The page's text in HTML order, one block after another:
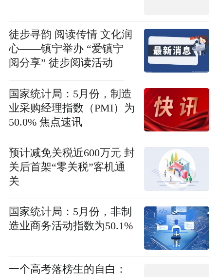
徒步寻韵 阅读传情 文化润
心——镇宁举办 “爱镇宁
阅分享” 徒步阅读活动
国家统计局：5月份，制造
业采购经理指数（PMI）为
50.0% 焦点速讯
预计减免关税近600万元 封
关后首架“零关税”客机通
关
国家统计局：5月份，非制
造业商务活动指数为50.1%
一个高考落榜生的自白：